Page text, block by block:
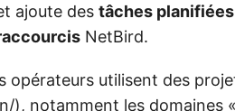
ajoute des tâches planifiées
NetBird.
opérateurs utilisent des
), notamment les domaines